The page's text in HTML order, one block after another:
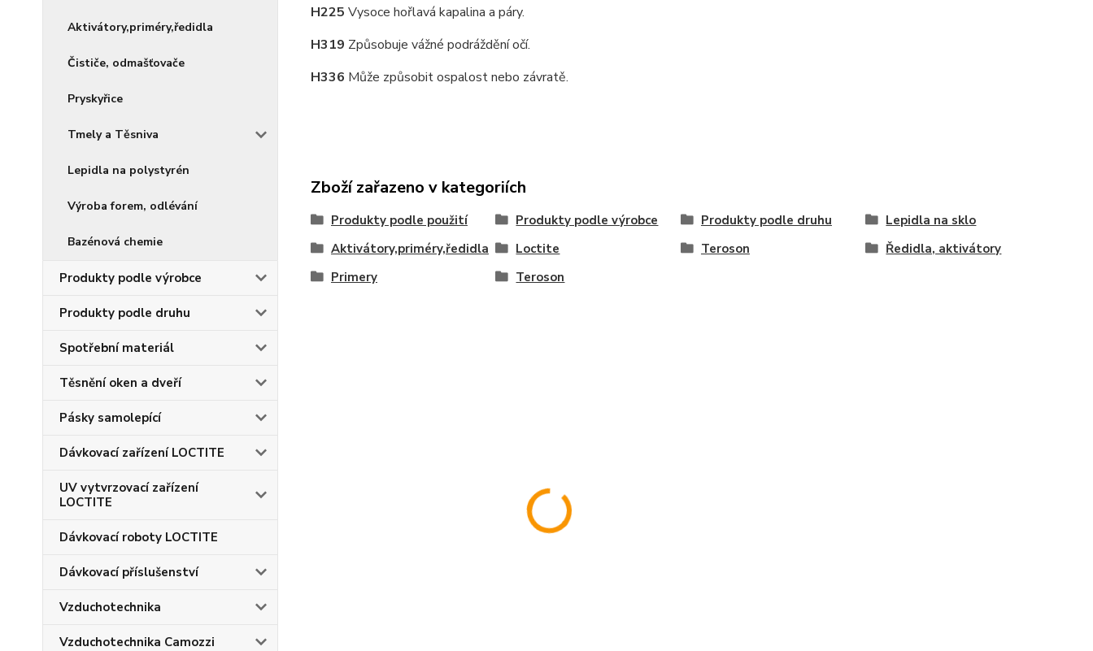
Aktivátory,priméry,ředidla
Čističe, odmašťovače
Pryskyřice
Tmely a Těsniva
Lepidla na polystyrén
Výroba forem, odlévání
Bazénová chemie
Produkty podle výrobce
Produkty podle druhu
Spotřební materiál
Těsnění oken a dveří
Pásky samolepící
Dávkovací zařízení LOCTITE
UV vytvrzovací zařízení
LOCTITE
Dávkovací roboty LOCTITE
Dávkovací příslušenství
Vzduchotechnika
Vzduchotechnika Camozzi
H225 Vysoce hořlavá kapalina a páry.
H319 Způsobuje vážné podráždění očí.
H336 Může způsobit ospalost nebo závratě.
Zboží zařazeno v kategoriích
Produkty podle použití Produkty podle výrobce Produkty podle druhu
Lepidla na sklo
Aktivátory,priméry,ředidla
Loctite Teroson
Ředidla, aktivátory
Primery
Teroson